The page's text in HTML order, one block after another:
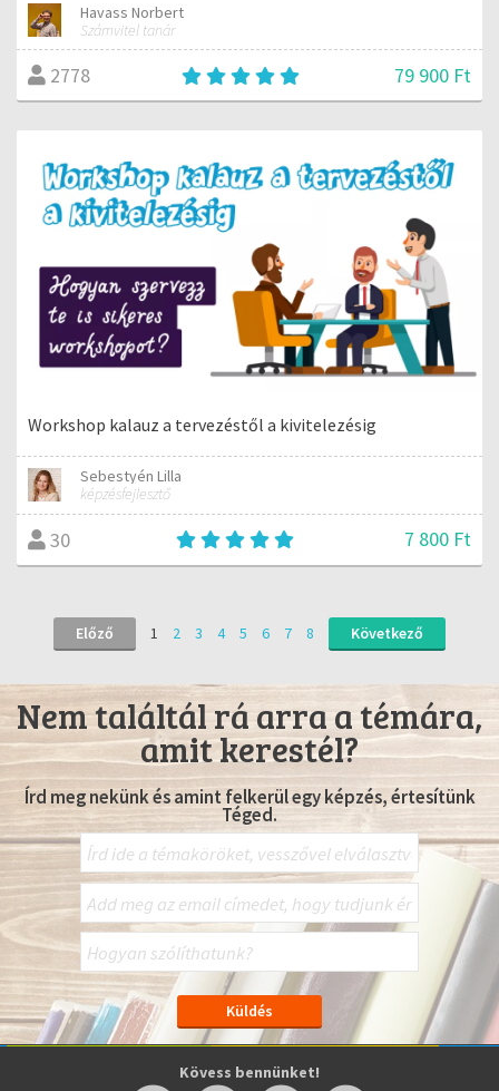
Havass Norbert
Számvitel tanár
2778 79 900 Ft
Workshop kalauz a tervezéstől a kivitelezésig
Sebestyén Lilla
képzésfejlesztő
30 7 800 Ft
Előző 1 2 3 4 5 6 7 8 Következő
Nem találtál rá arra a témára,
amit kerestél?
Írd meg nekünk és amint felkerül egy képzés, értesítünk
Téged.
Kövess bennünket!